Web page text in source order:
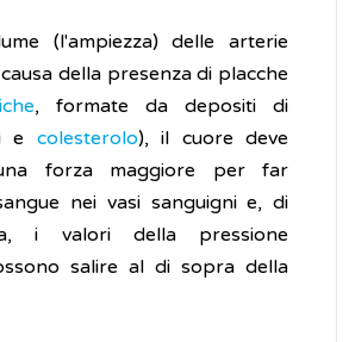
(l'ampiezza) delle arterie
della presenza di placche
, formate da depositi di
e colesterolo), il cuore deve
forza maggiore per far
nei vasi sanguigni e, di
i valori della pressione
salire al di sopra della